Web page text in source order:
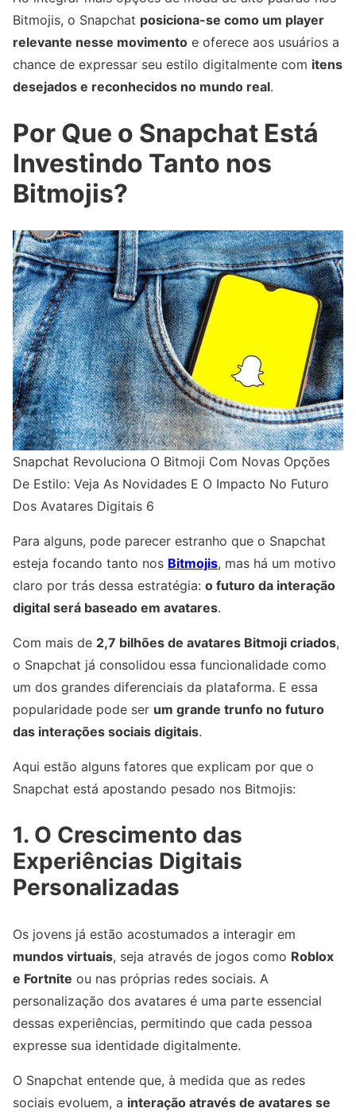
Bitmojis, o Snapchat posiciona-se como um player
relevante nesse movimento e oferece aos usuários a
chance de expressar seu estilo digitalmente com itens
desejados e reconhecidos no mundo real.
Por Que o Snapchat Está
Investindo Tanto nos
Bitmojis?
Snapchat Revoluciona O Bitmoji Com Novas Opções
De Estilo: Veja As Novidades E O Impacto No Futuro
Dos Avatares Digitais 6
Para alguns, pode parecer estranho que o Snapchat
esteja focando tanto nos Bitmojis, mas há um motivo
claro por trás dessa estratégia: o futuro da interação
digital será baseado em avatares.
Com mais de 2,7 bilhões de avatares Bitmoji criados,
o Snapchat já consolidou essa funcionalidade como
um dos grandes diferenciais da plataforma. E essa
popularidade pode ser um grande trunfo no futuro
das interações sociais digitais.
Aqui estão alguns fatores que explicam por que o
Snapchat está apostando pesado nos Bitmojis:
1. O Crescimento das
Experiências Digitais
Personalizadas
Os jovens já estão acostumados a interagir em
mundos virtuais, seja através de jogos como Roblox
e Fortnite ou nas próprias redes sociais. A
personalização dos avatares é uma parte essencial
dessas experiências, permitindo que cada pessoa
expresse sua identidade digitalmente.
O Snapchat entende que, à medida que as redes
sociais evoluem, a interação através de avatares se